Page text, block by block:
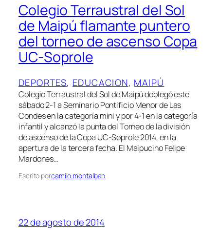
Colegio Terraustral del Sol
de Maipú flamante puntero
del torneo de ascenso Copa
UC-Soprole
DEPORTES, EDUCACION, MAIPÚ
Colegio Terraustral del Sol de Maipú doblegó este
sábado 2-1 a Seminario Pontificio Menor de Las
Condes en la categoría mini y por 4-1 en la categoría
infantil y alcanzó la punta del Torneo de la división
de ascenso de la Copa UC-Soprole 2014, en la
apertura de la tercera fecha. El Maipucino Felipe
Mardones…
Escrito porcamilo.montalban
22 de agosto de 2014